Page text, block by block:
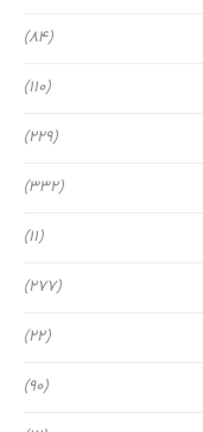
(84)
(110)
(229)
(332)
(11)
(277)
(22)
(90)